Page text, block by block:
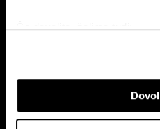
Če dovolite, želimo tudi:
Zbirati informacije o
Identificirati napravo
lastnosti (odčitavanje
Poglejte si še, kako se
Finančni trgi